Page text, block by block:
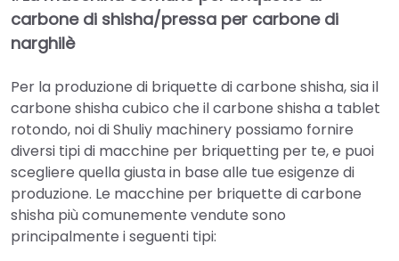
carbone di shisha/pressa per carbone di
narghilè
Per la produzione di briquette di carbone shisha, sia il
carbone shisha cubico che il carbone shisha a tablet
rotondo, noi di Shuliy machinery possiamo fornire
diversi tipi di macchine per briquetting per te, e puoi
scegliere quella giusta in base alle tue esigenze di
produzione. Le macchine per briquette di carbone
shisha più comunemente vendute sono
principalmente i seguenti tipi: